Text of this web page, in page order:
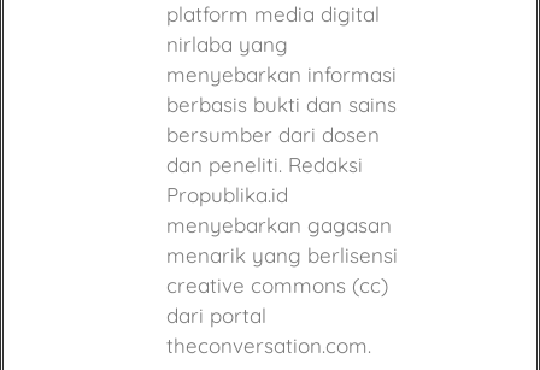
platform media digital
nirlaba yang
menyebarkan informasi
berbasis bukti dan sains
bersumber dari dosen
dan peneliti. Redaksi
Propublika.id
menyebarkan gagasan
menarik yang berlisensi
creative commons (cc)
dari portal
theconversation.com.